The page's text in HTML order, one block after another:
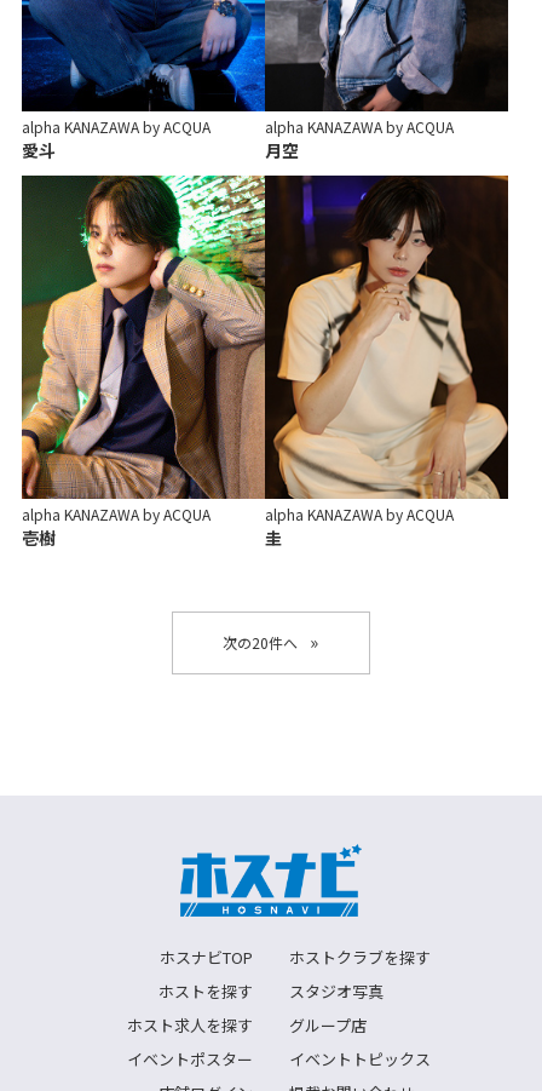
alpha KANAZAWA by ACQUA
愛斗
alpha KANAZAWA by ACQUA
月空
alpha KANAZAWA by ACQUA
壱樹
alpha KANAZAWA by ACQUA
圭
»
ホスナビTOP
ホストクラブを探す
ホストを探す
スタジオ写真
ホスト求人を探す
グループ店
イベントポスター
イベントトピックス